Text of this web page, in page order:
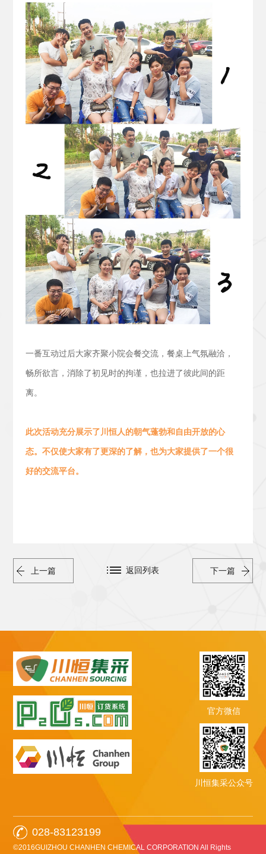
一番互动过后大家齐聚小院会餐交流， 餐桌上气氛融洽，
畅所欲言，消除了初见时的拘谨，也拉进了彼此间的距
离。
此次活动充分展示了川恒人的朝气蓬勃和 自由开放的心
态。 不仅使大家有了更深的了解，也为大家提供了一个很
好的交流平台。
上一篇 下一篇
返回列表
官方微信
川恒集采公众号
028-83123199
©2016GUIZHOU CHANHEN CHEMICAL CORPORATION All Rights